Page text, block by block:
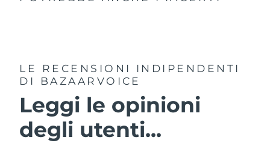
LE RECENSIONI INDIPENDENTI
DI BAZAARVOICE
Leggi le opinioni
degli utenti...